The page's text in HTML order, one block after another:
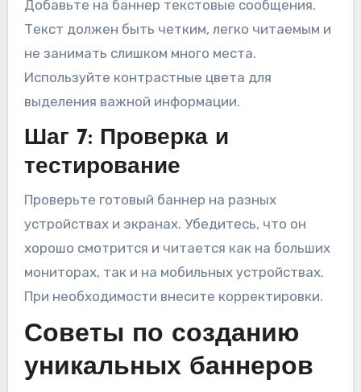
Добавьте на баннер текстовые сообщения.
Текст должен быть четким, легко читаемым и
не занимать слишком много места.
Используйте контрастные цвета для
выделения важной информации.
Шаг 7: Проверка и
тестирование
Проверьте готовый баннер на разных
устройствах и экранах. Убедитесь, что он
хорошо смотрится и читается как на больших
мониторах, так и на мобильных устройствах.
При необходимости внесите корректировки.
Советы по созданию
уникальных баннеров